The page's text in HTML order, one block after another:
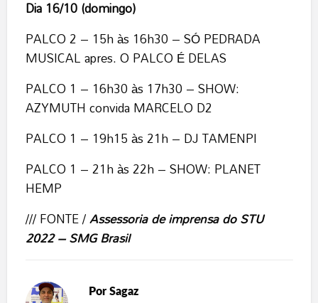
Dia 16/10 (domingo)
PALCO 2 – 15h às 16h30 – SÓ PEDRADA
MUSICAL apres. O PALCO É DELAS
PALCO 1 – 16h30 às 17h30 – SHOW:
AZYMUTH convida MARCELO D2
PALCO 1 – 19h15 às 21h – DJ TAMENPI
PALCO 1 – 21h às 22h – SHOW: PLANET
HEMP
/// FONTE /Assessoria de imprensa do STU
2022 – SMG Brasil
Por Sagaz